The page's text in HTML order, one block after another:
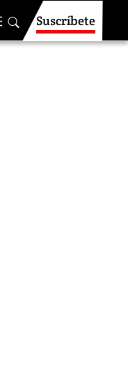
Suscríbete